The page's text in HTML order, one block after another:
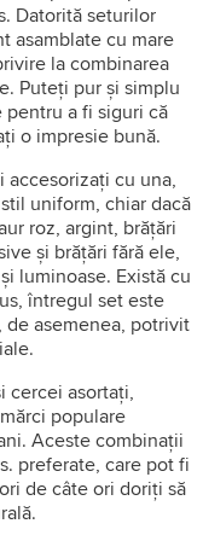
Datorită seturilor
asamblate cu mare
la combinarea
Puteți pur și simplu
a fi siguri că
o impresie bună.
accesorizați cu una,
uniform, chiar dacă
roz, argint, brățări
și brățări fără ele,
luminoase. Există cu
întregul set este
asemenea, potrivit
cercei asortați,
populare
Aceste combinații
preferate, care pot fi
de câte ori doriți să